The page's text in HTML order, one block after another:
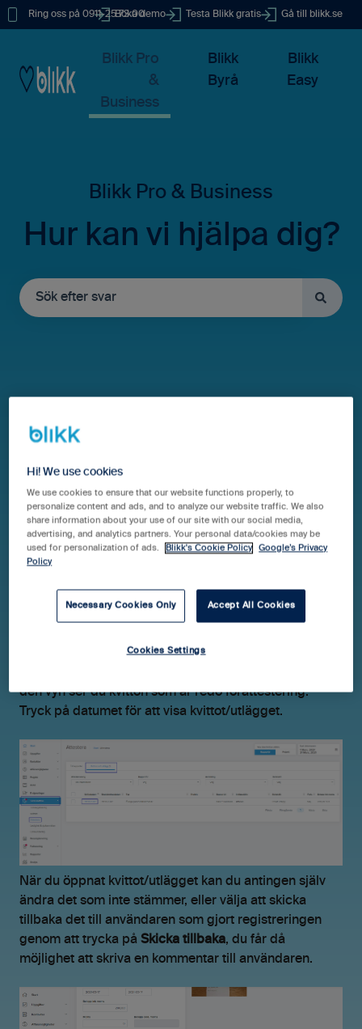
Ring oss på 0911-25 73 00
Boka demo Testa Blikk gratis Gå till blikk.se
Blikk Pro
&
Business
Blikk
Byrå
Blikk
Easy
Hur kan vi hjälpa dig?
Skicka tillbaka ett
kvitto/utlägg
Om det är något som inte stämmer med ett utlägg
uppdatera felet. Det gör du genom att gå till
den vyn ser du kvitton som är redo förattestering.
Tryck på datumet för att visa kvittot/utlägget.
När du öppnat kvittot/utlägget kan du antingen själv
ändra det som inte stämmer, eller välja att skicka
tillbaka det till användaren som gjort registreringen
genom att trycka på Skicka tillbaka, du får då
möjlighet att skriva en kommentar till användaren.
Hi! We use cookies
We use cookies to ensure that our website functions properly, to
personalize content and ads, and to analyze our website traffic. We also
share information about your use of our site with our social media,
advertising, and analytics partners. Your personal data/cookies may be
used for personalization of ads.
Blikk's Cookie Policy
Google’s Privacy
Policy
Necessary Cookies Only Accept All Cookies
Cookies Settings